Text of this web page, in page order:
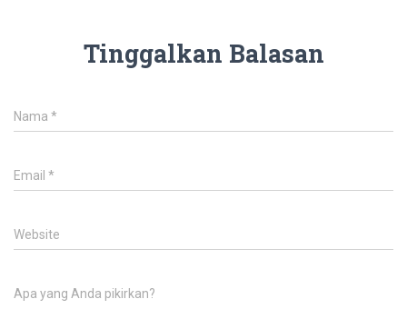
Tinggalkan Balasan
Nama *
Email *
Website
Apa yang Anda pikirkan?